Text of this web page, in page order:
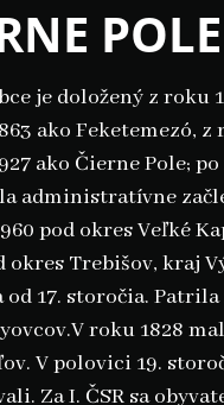
POLE
je doložený z roku
ako Feketemezó,
ako Čierne Pole;
administratívne
pod okres Veľké
okres Trebišov, kraj
od 17. storočia.
roku 1828
V polovici 19.
Za I. ČSR sa